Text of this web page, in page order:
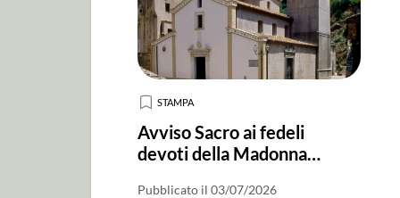
STAMPA
Avviso Sacro ai fedeli
devoti della Madonna
Pubblicato il 03/07/2026